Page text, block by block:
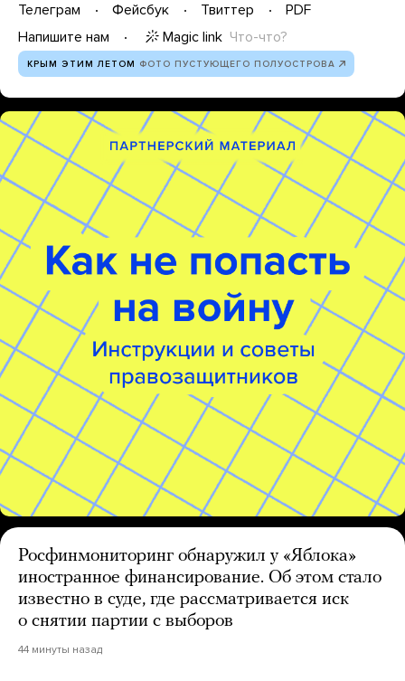
Телеграм Фейсбук Твиттер
PDF
Напишите нам
Magic link Что-что?
КРЫМ ЭТИМ ЛЕТОМ ФОТО ПУСТУЮЩЕГО ПОЛУОСТРОВА
Росфинмониторинг обнаружил у «Яблока»
иностранное финансирование. Об этом стало
известно в суде, где рассматривается иск
о снятии партии с выборов
44 минуты назад